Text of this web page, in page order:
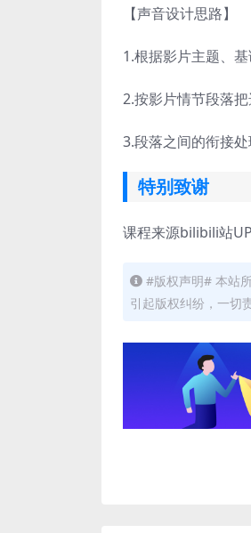
【声音设计思路】
1.根据影片主题、
2.按影片情节段落
3.段落之间的衔接
特别致谢
课程来源bilibili站
#版权声明# 本站
引起版权纠纷，一切